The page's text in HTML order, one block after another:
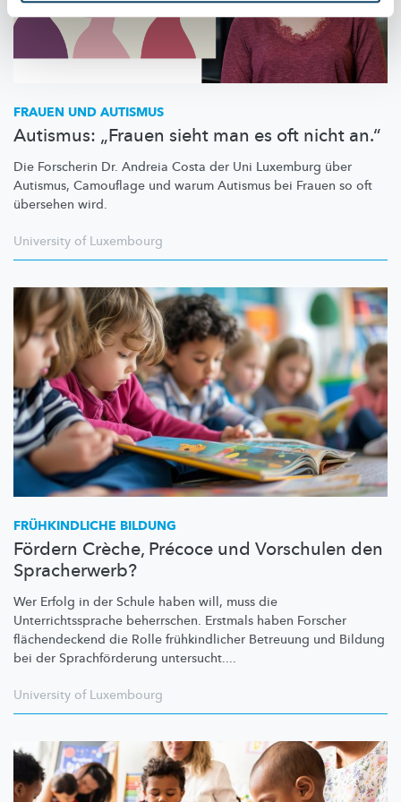
FRAUEN UND AUTISMUS
Autismus: „Frauen sieht man es oft nicht an.“
Die Forscherin Dr. Andreia Costa der Uni Luxemburg über
Autismus, Camouflage und warum Autismus bei Frauen so oft
übersehen wird.
University of Luxembourg
FRÜHKINDLICHE BILDUNG
Fördern Crèche, Précoce und Vorschulen den
Spracherwerb?
Wer Erfolg in der Schule haben will, muss die
Unterrichtssprache beherrschen. Erstmals haben Forscher
flächendeckend die Rolle frühkindlicher Betreuung und Bildung
bei der Sprachförderung untersucht....
University of Luxembourg